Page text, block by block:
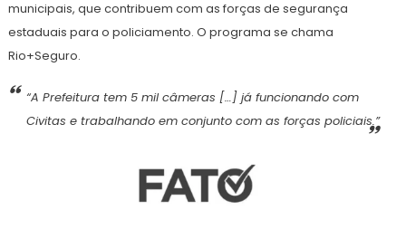
municipais, que contribuem com as forças de segurança
estaduais para o policiamento. O programa se chama
Rio+Seguro.
“A Prefeitura tem 5 mil câmeras […] já funcionando com
Civitas e trabalhando em conjunto com as forças policiais.”